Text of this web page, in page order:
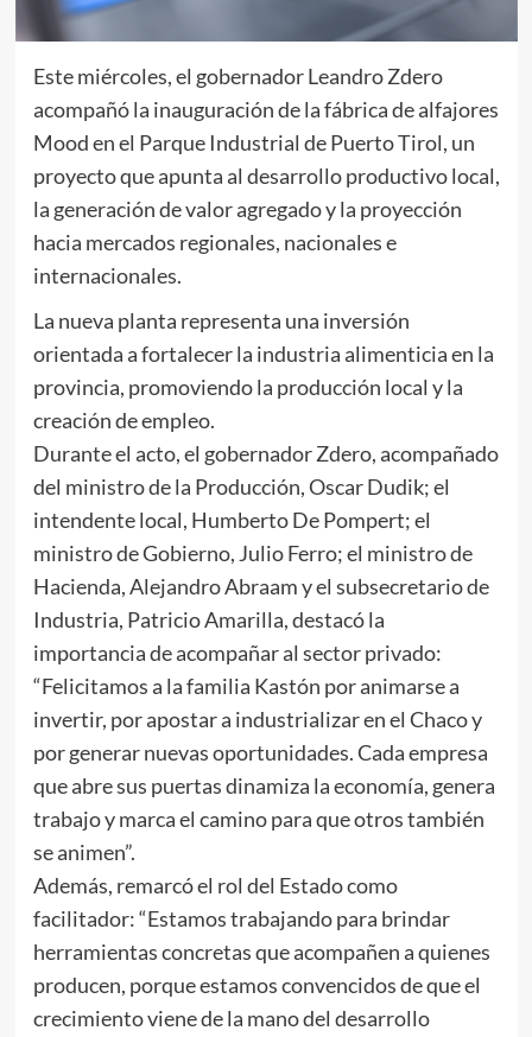
Este miércoles, el gobernador Leandro Zdero
acompañó la inauguración de la fábrica de alfajores
Mood en el Parque Industrial de Puerto Tirol, un
proyecto que apunta al desarrollo productivo local,
la generación de valor agregado y la proyección
hacia mercados regionales, nacionales e
internacionales.
La nueva planta representa una inversión
orientada a fortalecer la industria alimenticia en la
provincia, promoviendo la producción local y la
creación de empleo.
Durante el acto, el gobernador Zdero, acompañado
del ministro de la Producción, Oscar Dudik; el
intendente local, Humberto De Pompert; el
ministro de Gobierno, Julio Ferro; el ministro de
Hacienda, Alejandro Abraam y el subsecretario de
Industria, Patricio Amarilla, destacó la
importancia de acompañar al sector privado:
“Felicitamos a la familia Kastón por animarse a
invertir, por apostar a industrializar en el Chaco y
por generar nuevas oportunidades. Cada empresa
que abre sus puertas dinamiza la economía, genera
trabajo y marca el camino para que otros también
se animen”.
Además, remarcó el rol del Estado como
facilitador: “Estamos trabajando para brindar
herramientas concretas que acompañen a quienes
producen, porque estamos convencidos de que el
crecimiento viene de la mano del desarrollo